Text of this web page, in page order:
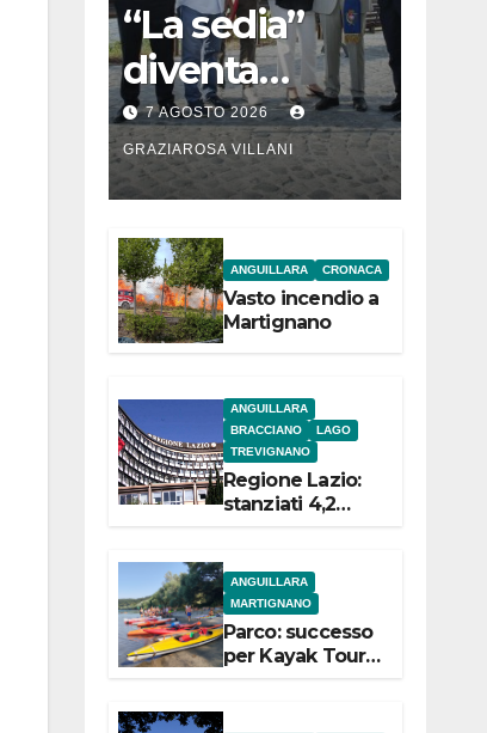
“La sedia”
diventa
Belvedere sul
lago di
Bracciano: ieri
l’inaugurazion
e
7 AGOSTO 2026
GRAZIAROSA VILLANI
ANGUILLARA CRONACA
Vasto incendio a
Martignano
ANGUILLARA
BRACCIANO
LAGO
TREVIGNANO
Regione Lazio:
stanziati 4,2
dell’Etruria
Meridionale
ANGUILLARA
MARTIGNANO
Parco: successo
per Kayak Tour a